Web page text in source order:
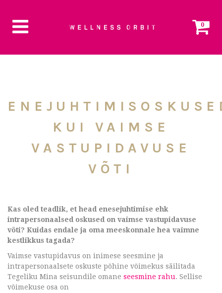
0
KUI VAIMSE
VASTUPIDAVUSE
VÕTI
Kas oled teadlik, et head enesejuhtimise ehk
intrapersonaalsed oskused on vaimse vastupidavuse
võti? Kuidas endale ja oma meeskonnale hea vaimne
kestlikkus tagada?
Vaimse vastupidavus on inimese seesmine ja
intrapersonaalsete oskuste põhine võimekus säilitada
Tegeliku Mina seisundile omane seesmine rahu. Sellise
võimekuse osa on